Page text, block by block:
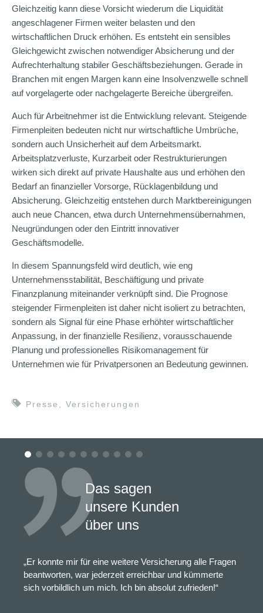
Gleichzeitig kann diese Vorsicht wiederum die Liquidität
angeschlagener Firmen weiter belasten und den
wirtschaftlichen Druck erhöhen. Es entsteht ein sensibles
Gleichgewicht zwischen notwendiger Absicherung und der
Aufrechterhaltung stabiler Geschäftsbeziehungen. Gerade in
Branchen mit engen Margen kann eine Insolvenzwelle schnell
auf vorgelagerte oder nachgelagerte Bereiche übergreifen.
Auch für Arbeitnehmer ist die Entwicklung relevant. Steigende
Firmenpleiten bedeuten nicht nur wirtschaftliche Umbrüche,
sondern auch Unsicherheit auf dem Arbeitsmarkt.
Arbeitsplatzverluste, Kurzarbeit oder Restrukturierungen
wirken sich direkt auf private Haushalte aus und erhöhen den
Bedarf an finanzieller Vorsorge, Rücklagenbildung und
Absicherung. Gleichzeitig entstehen durch Marktbereinigungen
auch neue Chancen, etwa durch Unternehmensübernahmen,
Neugründungen oder den Eintritt innovativer
Geschäftsmodelle.
In diesem Spannungsfeld wird deutlich, wie eng
Unternehmensstabilität, Beschäftigung und private
Finanzplanung miteinander verknüpft sind. Die Prognose
steigender Firmenpleiten ist daher nicht isoliert zu betrachten,
sondern als Signal für eine Phase erhöhter wirtschaftlicher
Anpassung, in der finanzielle Resilienz, vorausschauende
Planung und professionelles Risikomanagement für
Unternehmen wie für Privatpersonen an Bedeutung gewinnen.
Presse Versicherungen
Das sagen
unsere Kunden
über uns
„Er konnte mir für eine weitere Versicherung alle Fragen
beantworten, war jederzeit erreichbar und kümmerte
sich vorbildlich um mich. Ich bin absolut zufrieden!“